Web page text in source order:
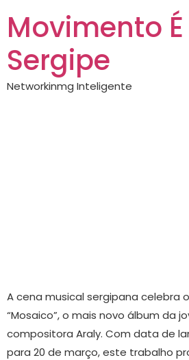
Movimento
Sergipe
Networkinmg Inteligente
A cena musical sergipana celebra
“Mosaico”, o mais novo álbum da
compositora Araly. Com data de
para 20 de março, este trabalho